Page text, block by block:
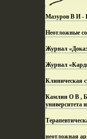
Мазуров В И -
Неотложные
Журнал
Журнал
Клиническая
Камлин О В ,
университета
неотложная